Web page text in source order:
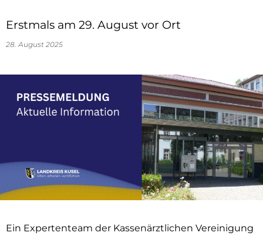
Erstmals am 29. August vor Ort
28. August 2025
Ein Expertenteam der Kassenärztlichen Vereinigung